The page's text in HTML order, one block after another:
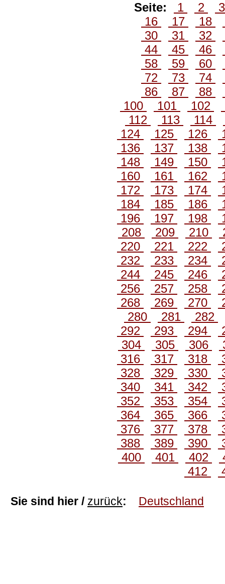
Seite: 1 2
16
17 18
30
31 32
44
45 46
58
59 60
72
73 74
86
87 88
100
101 102
112
113 114
124
125 126
136
137 138
148
149 150
160
161 162
172
173 174
184
185 186
196
197 198
208
209 210
220
221 222
232
233 234
244
245 246
256
257 258
268
269 270
280
281
282
292
293 294
304
305 306
316
317 318
328
329 330
340
341 342
352
353 354
364
365 366
376
377 378
388
389 390
400
401 402
412
Sie sind hier / zurück: Deutschland